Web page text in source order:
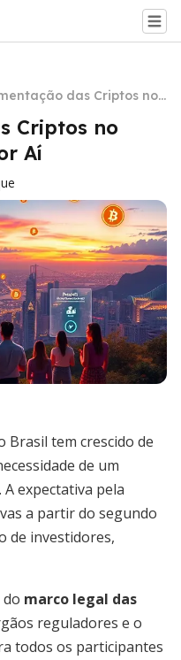
das Criptos no
Vem Por Aí
Criptos no
Aí
Brasil tem crescido de
de um
expectativa pela
a partir do segundo
de investidores,
marco legal das
reguladores e o
todos os participantes